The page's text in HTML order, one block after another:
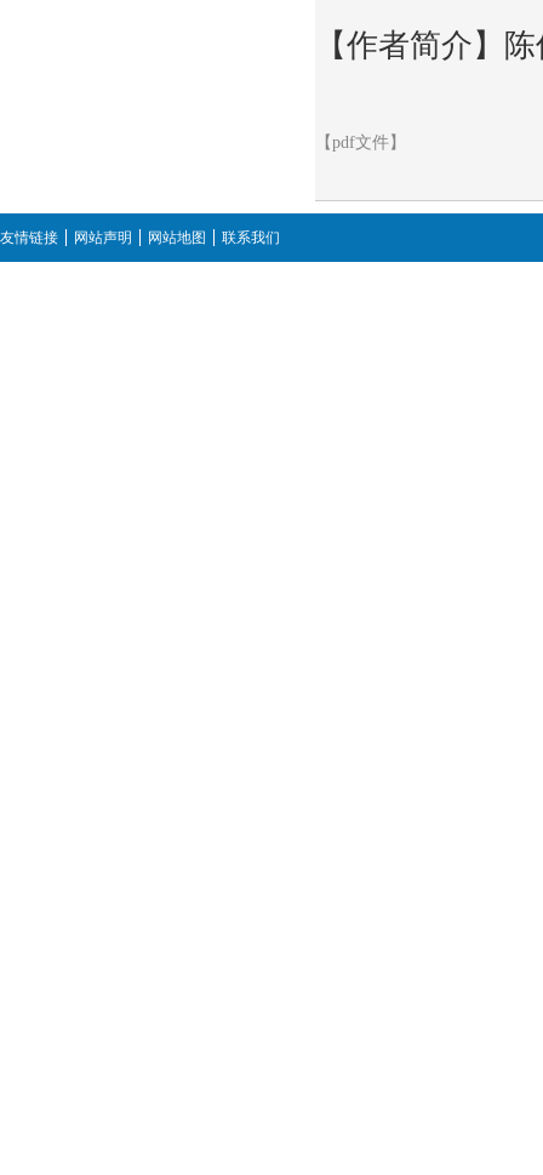
【作者简介】
【pdf文件】
友情链接 网站声明 网站地图 联系我们